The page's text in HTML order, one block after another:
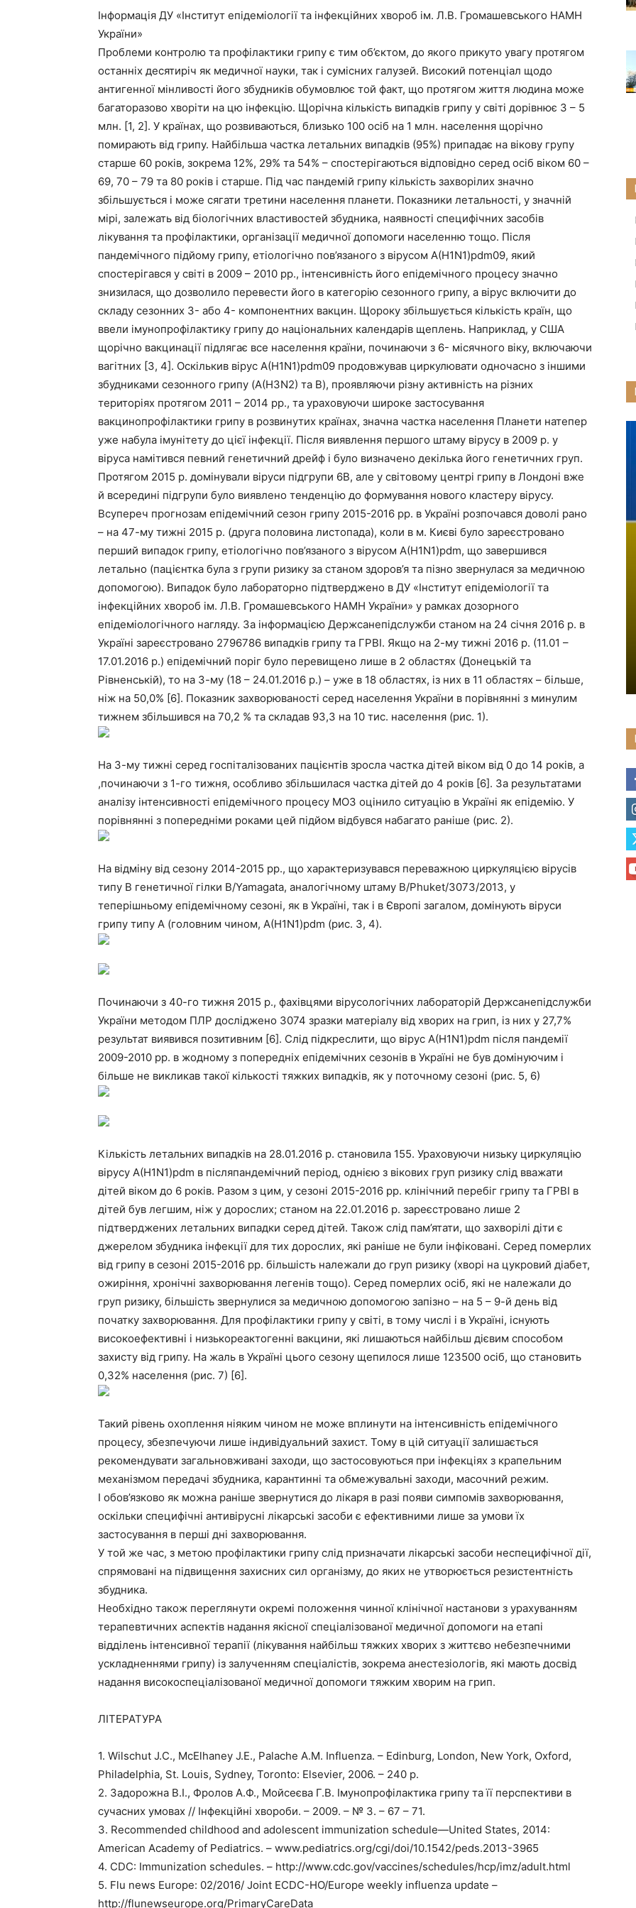
Інформація ДУ «Інститут епідеміології та інфекційних хвороб ім. Л.В. Громашевського НАМН
України»
Проблеми контролю та профілактики грипу є тим об’єктом, до якого прикуто увагу протягом
останніх десятиріч як медичної науки, так і сумісних галузей. Високий потенціал щодо
антигенної мінливості його збудників обумовлює той факт, що протягом життя людина може
багаторазово хворіти на цю інфекцію. Щорічна кількість випадків грипу у світі дорівнює 3 – 5
млн. [1, 2]. У країнах, що розвиваються, близько 100 осіб на 1 млн. населення щорічно
помирають від грипу. Найбільша частка летальних випадків (95%) припадає на вікову групу
старше 60 років, зокрема 12%, 29% та 54% – спостерігаються відповідно серед осіб віком 60 –
69, 70 – 79 та 80 років і старше. Під час пандемій грипу кількість захворілих значно
збільшується і може сягати третини населення планети. Показники летальності, у значній
мірі, залежать від біологічних властивостей збудника, наявності специфічних засобів
лікування та профілактики, організації медичної допомоги населенню тощо. Після
пандемічного підйому грипу, етіологічно пов’язаного з вірусом A(H1N1)pdm09, який
спостерігався у світі в 2009 – 2010 рр., інтенсивність його епідемічного процесу значно
знизилася, що дозволило перевести його в категорію сезонного грипу, а вірус включити до
складу сезонних 3- або 4- компонентних вакцин. Щороку збільшується кількість країн, що
ввели імунопрофілактику грипу до національних календарів щеплень. Наприклад, у США
щорічно вакцинації підлягає все населення країни, починаючи з 6- місячного віку, включаючи
вагітних [3, 4]. Оскількив вірус A(H1N1)pdm09 продовжував циркулювати одночасно з іншими
збудниками сезонного грипу (A(H3N2) та В), проявляючи різну активність на різних
територіях протягом 2011 – 2014 рр., та ураховуючи широке застосування
вакцинопрофілактики грипу в розвинутих країнах, значна частка населення Планети натепер
уже набула імунітету до цієї інфекції. Після виявлення першого штаму вірусу в 2009 р. у
віруса намітився певний генетичний дрейф і було визначено декілька його генетичних груп.
Протягом 2015 р. домінували віруси підгрупи 6В, але у світовому центрі грипу в Лондоні вже
й всередині підгрупи було виявлено тенденцію до формування нового кластеру вірусу.
Всупереч прогнозам епідемічний сезон грипу 2015-2016 рр. в Україні розпочався доволі рано
– на 47-му тижні 2015 р. (друга половина листопада), коли в м. Києві було зареєстровано
перший випадок грипу, етіологічно пов’язаного з вірусом A(H1N1)pdm, що завершився
летально (пацієнтка була з групи ризику за станом здоров’я та пізно звернулася за медичною
допомогою). Випадок було лабораторно підтверджено в ДУ «Інститут епідеміології та
інфекційних хвороб ім. Л.В. Громашевського НАМН України» у рамках дозорного
епідеміологічного нагляду. За інформацією Держсанепідслужби станом на 24 січня 2016 р. в
Україні зареєстровано 2796786 випадків грипу та ГРВІ. Якщо на 2-му тижні 2016 р. (11.01 –
17.01.2016 р.) епідемічний поріг було перевищено лише в 2 областях (Донецькій та
Рівненській), то на 3-му (18 – 24.01.2016 р.) – уже в 18 областях, із них в 11 областях – більше,
ніж на 50,0% [6]. Показник захворюваності серед населення України в порівнянні з минулим
тижнем збільшився на 70,2 % та складав 93,3 на 10 тис. населення (рис. 1).
На 3-му тижні серед госпіталізованих пацієнтів зросла частка дітей віком від 0 до 14 років, а
,починаючи з 1-го тижня, особливо збільшилася частка дітей до 4 років [6]. За результатами
аналізу інтенсивності епідемічного процесу МОЗ оцінило ситуацію в Україні як епідемію. У
порівнянні з попередніми роками цей підйом відбувся набагато раніше (рис. 2).
На відміну від сезону 2014-2015 рр., що характеризувався переважною циркуляцією вірусів
типу В генетичної гілки B/Yamagata, аналогічному штаму B/Phuket/3073/2013, у
теперішньому епідемічному сезоні, як в Україні, так і в Європі загалом, домінують віруси
грипу типу А (головним чином, A(H1N1)pdm (рис. 3, 4).
Починаючи з 40-го тижня 2015 р., фахівцями вірусологічних лабораторій Держсанепідслужби
України методом ПЛР досліджено 3074 зразки матеріалу від хворих на грип, із них у 27,7%
результат виявився позитивним [6]. Слід підкреслити, що вірус A(H1N1)pdm після пандемії
2009-2010 рр. в жодному з попередніх епідемічних сезонів в Україні не був домінуючим і
більше не викликав такої кількості тяжких випадків, як у поточному сезоні (рис. 5, 6)
Кількість летальних випадків на 28.01.2016 р. становила 155. Ураховуючи низьку циркуляцію
вірусу A(H1N1)pdm в післяпандемічний період, однією з вікових груп ризику слід вважати
дітей віком до 6 років. Разом з цим, у сезоні 2015-2016 рр. клінічний перебіг грипу та ГРВІ в
дітей був легшим, ніж у дорослих; станом на 22.01.2016 р. зареєстровано лише 2
підтверджених летальних випадки серед дітей. Також слід пам’ятати, що захворілі діти є
джерелом збудника інфекції для тих дорослих, які раніше не були інфіковані. Серед померлих
від грипу в сезоні 2015-2016 рр. більшість належали до груп ризику (хворі на цукровий діабет,
ожиріння, хронічні захворювання легенів тощо). Серед померлих осіб, які не належали до
груп ризику, більшість звернулися за медичною допомогою запізно – на 5 – 9-й день від
початку захворювання. Для профілактики грипу у світі, в тому числі і в Україні, існують
високоефективні і низькореактогенні вакцини, які лишаються найбільш дієвим способом
захисту від грипу. На жаль в Україні цього сезону щепилося лише 123500 осіб, що становить
0,32% населення (рис. 7) [6].
Такий рівень охоплення ніяким чином не може вплинути на інтенсивність епідемічного
процесу, збезпечуючи лише індивідуальний захист. Тому в цій ситуації залишається
рекомендувати загальновживані заходи, що застосовуються при інфекціях з крапельним
механізмом передачі збудника, карантинні та обмежувальні заходи, масочний режим.
І обов’язково як можна раніше звернутися до лікаря в разі появи симпомів захворювання,
оскільки специфічні антивірусні лікарські засоби є ефективними лише за умови їх
застосування в перші дні захворювання.
У той же час, з метою профілактики грипу слід призначати лікарські засоби неспецифічної дії,
спрямовані на підвищення захисних сил організму, до яких не утворюється резистентність
збудника.
Необхідно також переглянути окремі положення чинної клінічної настанови з урахуванням
терапевтичних аспектів надання якісної спеціалізованої медичної допомоги на етапі
відділень інтенсивної терапії (лікування найбільш тяжких хворих з життєво небезпечними
ускладненнями грипу) із залученням спеціалістів, зокрема анестезіологів, які мають досвід
надання високоспеціалізованої медичної допомоги тяжким хворим на грип.
ЛІТЕРАТУРА
1. Wilschut J.C., McElhaney J.E., Palache A.M. Influenza. – Edinburg, London, New York, Oxford,
Philadelphia, St. Louis, Sydney, Toronto: Elsevier, 2006. – 240 р.
2. Задорожна В.І., Фролов А.Ф., Мойсеєва Г.В. Імунопрофілактика грипу та її перспективи в
сучасних умовах // Інфекційні хвороби. – 2009. – № 3. – 67 – 71.
3. Recommended childhood and adolescent immunization schedule—United States, 2014:
American Academy of Pediatrics. – www.pediatrics.org/cgi/doi/10.1542/peds.2013-3965
4. CDC: Immunization schedules. – http://www.cdc.gov/vaccines/schedules/hcp/imz/adult.html
5. Flu news Europe: 02/2016/ Joint ECDC-HO/Europe weekly influenza update –
http://flunewseurope.org/PrimaryCareData